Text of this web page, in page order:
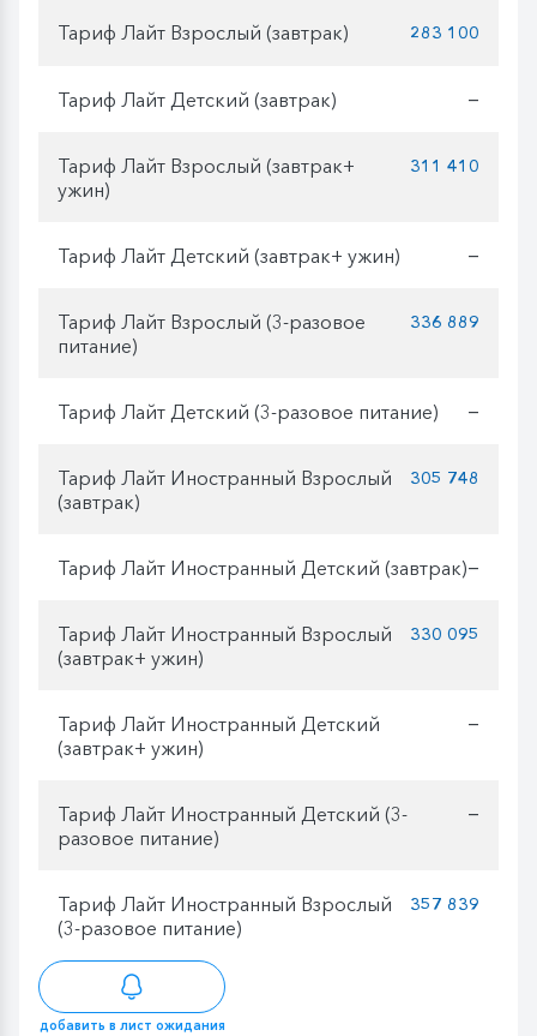
Тариф Лайт Взрослый (завтрак) 283 100
Тариф Лайт Детский (завтрак) —
Тариф Лайт Взрослый (завтрак+
ужин)
311 410
Тариф Лайт Детский (завтрак+ ужин) —
Тариф Лайт Взрослый (3-разовое
питание)
336 889
Тариф Лайт Детский (3-разовое питание) —
Тариф Лайт Иностранный Взрослый
(завтрак)
305 748
Тариф Лайт Иностранный Детский (завтрак)—
Тариф Лайт Иностранный Взрослый
(завтрак+ ужин)
330 095
Тариф Лайт Иностранный Детский
(завтрак+ ужин)
—
Тариф Лайт Иностранный Детский (3-
разовое питание)
—
Тариф Лайт Иностранный Взрослый
(3-разовое питание)
357 839
добавить в лист ожидания